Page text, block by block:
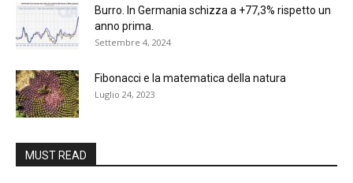
Burro. In Germania schizza a +77,3% rispetto un
anno prima.
Settembre 4, 2024
Fibonacci e la matematica della natura
Luglio 24, 2023
MUST READ